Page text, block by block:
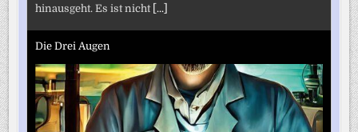
hinausgeht. Es ist nicht [...]
Die Drei Augen